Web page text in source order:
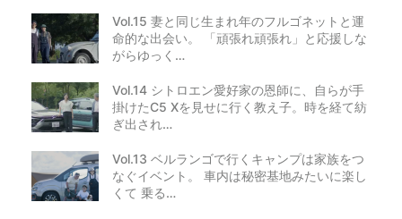
Vol.15 妻と同じ生まれ年のフルゴネットと運
命的な出会い。 「頑張れ頑張れ」と応援しな
がらゆっく…
Vol.14 シトロエン愛好家の恩師に、自らが手
掛けたC5 Xを見せに行く教え子。時を経て紡
ぎ出され…
Vol.13 ベルランゴで行くキャンプは家族をつ
なぐイベント。 車内は秘密基地みたいに楽し
くて 乗る…